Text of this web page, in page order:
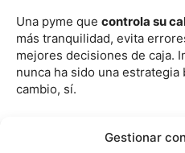
Gestionar
Una pyme que controla su
más tranquilidad, evita
mejores decisiones de caja.
nunca ha sido una
cambio, sí.
Referencias consultadas